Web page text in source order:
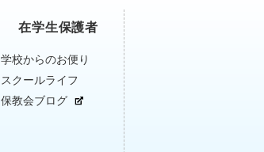
在学生保護者
学校からのお便り
スクールライフ
保教会ブログ